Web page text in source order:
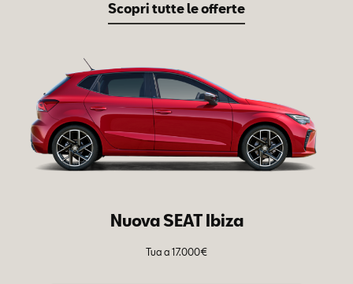
Scopri tutte le offerte
Nuova SEAT Ibiza
Tua a 17.000€